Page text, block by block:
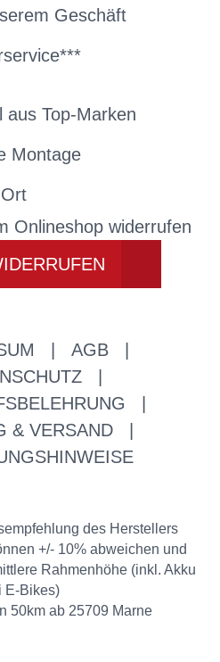
Geschäft
aus Top-Marken
Montage
Onlineshop widerrufen
AGB
& VERSAND
des Herstellers
+/- 10% abweichen und
Rahmenhöhe (inkl. Akku
E-Bikes)
50km ab 25709 Marne